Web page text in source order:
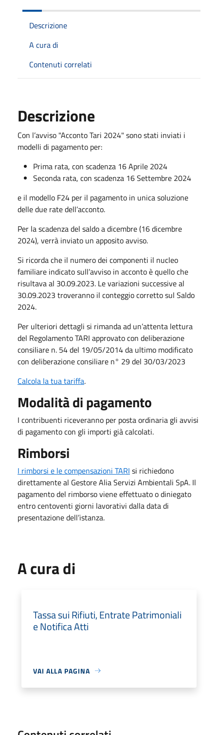
Descrizione
A cura di
Contenuti correlati
Descrizione
Con l’avviso "Acconto Tari 2024" sono stati inviati i
modelli di pagamento per:
Prima rata, con scadenza 16 Aprile 2024
Seconda rata, con scadenza 16 Settembre 2024
e il modello F24 per il pagamento in unica soluzione
delle due rate dell’acconto.
Per la scadenza del saldo a dicembre (16 dicembre
2024), verrà inviato un apposito avviso.
Si ricorda che il numero dei componenti il nucleo
familiare indicato sull’avviso in acconto è quello che
risultava al 30.09.2023. Le variazioni successive al
30.09.2023 troveranno il conteggio corretto sul Saldo
2024.
Per ulteriori dettagli si rimanda ad un’attenta lettura
del Regolamento TARI approvato con deliberazione
consiliare n. 54 del 19/05/2014 da ultimo modificato
con deliberazione consiliare n° 29 del 30/03/2023
Calcola la tua tariffa.
Modalità di pagamento
I contribuenti riceveranno per posta ordinaria gli avvisi
di pagamento con gli importi già calcolati.
Rimborsi
I rimborsi e le compensazioni TARI si richiedono
direttamente al Gestore Alia Servizi Ambientali SpA. Il
pagamento del rimborso viene effettuato o diniegato
entro centoventi giorni lavorativi dalla data di
presentazione dell’istanza.
A cura di
Tassa sui Rifiuti, Entrate Patrimoniali
e Notifica Atti
VAI ALLA PAGINA